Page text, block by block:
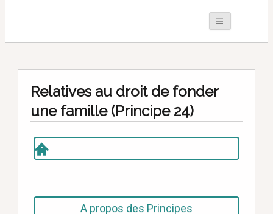
Relatives au droit de fonder
une famille (Principe 24)
A propos des Principes